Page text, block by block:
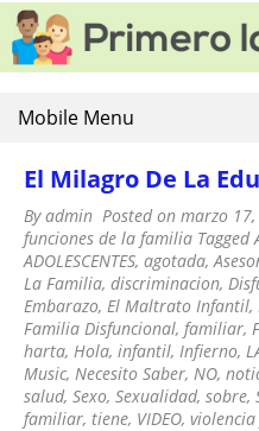
Skip
to
content
PRIMERO LA
Educacion Familiar y
buena
Mobile Menu
El Milagro De La
Byadmin Posted on marzo
funciones de la familia Tagged
ADOLESCENTES, agotada,
La Familia, discriminacion,
Embarazo, El Maltrato Infantil,
Familia Disfuncional, familiar,
harta, Hola, infantil, Infierno,
Music, Necesito Saber, NO,
salud, Sexo, Sexualidad, sobre,
familiar, tiene, VIDEO,